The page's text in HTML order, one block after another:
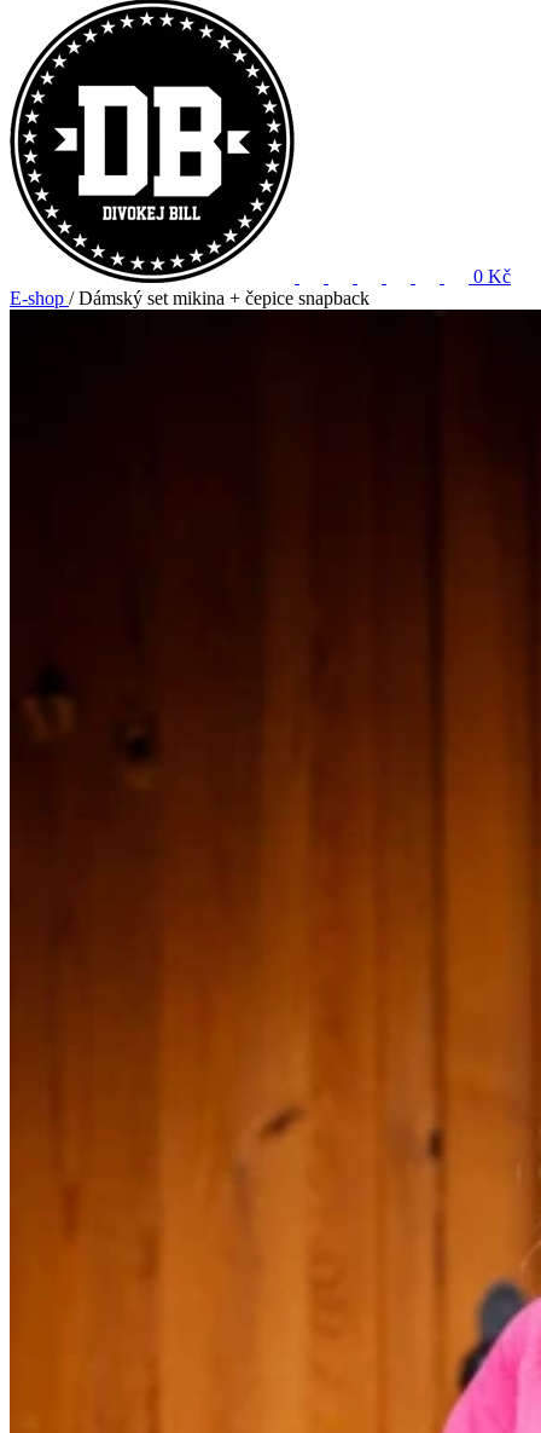
0 Kč
E-shop / Dámský set mikina + čepice snapback